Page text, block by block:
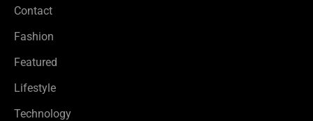
Contact
Fashion
Featured
Lifestyle
Technology